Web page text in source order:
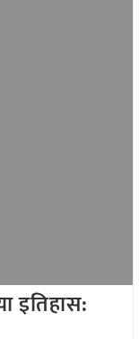
इतिहास: